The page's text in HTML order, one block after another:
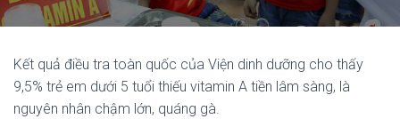
H
Kết quả điều tra toàn quốc của Viện dinh dưỡng cho thấy
9,5% trẻ em dưới 5 tuổi thiếu vitamin A tiền lâm sàng, là
nguyên nhân chậm lớn, quáng gà.